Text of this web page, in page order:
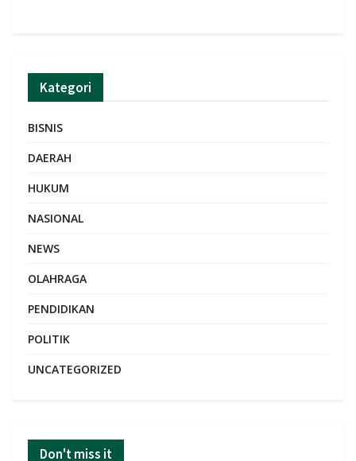
Kategori
BISNIS
DAERAH
HUKUM
NASIONAL
NEWS
OLAHRAGA
PENDIDIKAN
POLITIK
UNCATEGORIZED
Don't miss it